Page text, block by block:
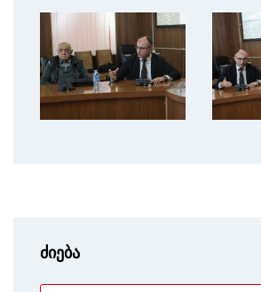
ძიება